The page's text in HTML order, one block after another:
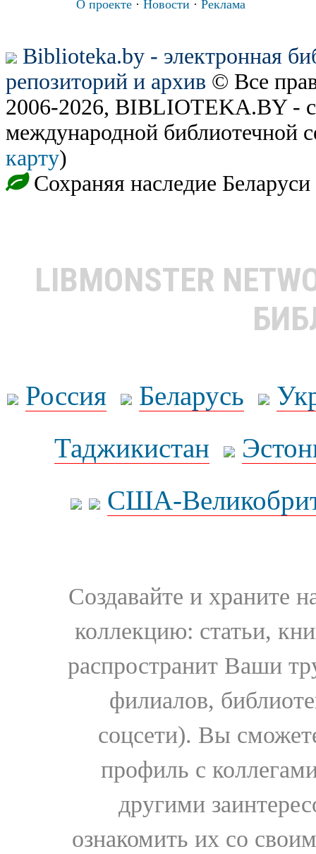
О проекте · Новости · Реклама
Biblioteka.by - электронная
репозиторий и архив © Все
2006-2026, BIBLIOTEKA.BY -
международной библиотечной
карту)
Сохраняя наследие Беларуси
LIBMONSTER
Россия Беларусь
Таджикистан
США-
Создавайте и храните
коллекцию: статьи,
распространит Ваши
филиалов,
соцсети). Вы
профиль с
другими
ознакомить их со